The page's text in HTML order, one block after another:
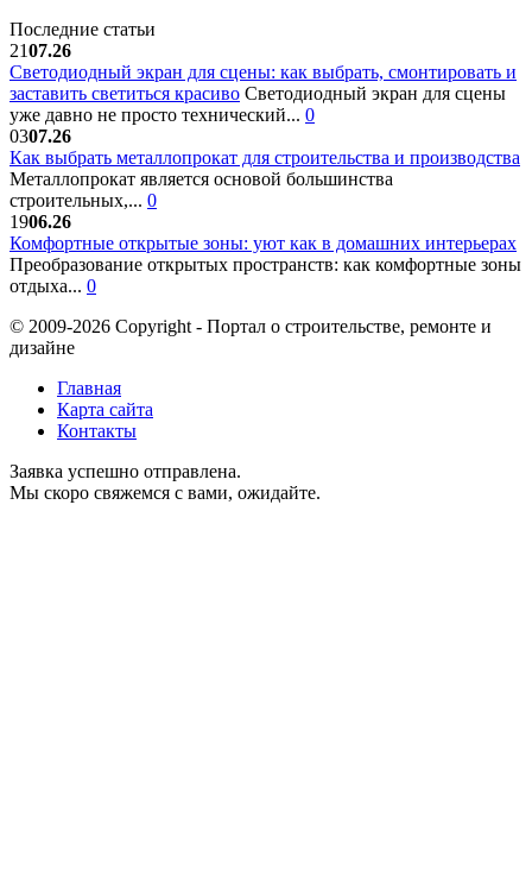
Последние статьи
2107.26
Светодиодный экран для сцены: как выбрать, смонтировать и
заставить светиться красиво Светодиодный экран для сцены
уже давно не просто технический... 0
0307.26
Как выбрать металлопрокат для строительства и производства
Металлопрокат является основой большинства
строительных,... 0
1906.26
Комфортные открытые зоны: уют как в домашних интерьерах
Преобразование открытых пространств: как комфортные зоны
отдыха... 0
© 2009-2026 Copyright - Портал о строительстве, ремонте и
дизайне
Главная
Карта сайта
Контакты
Заявка успешно отправлена.
Мы скоро свяжемся с вами, ожидайте.